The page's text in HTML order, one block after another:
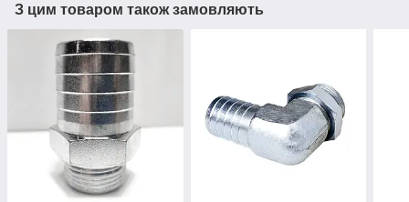
З цим товаром також замовляють